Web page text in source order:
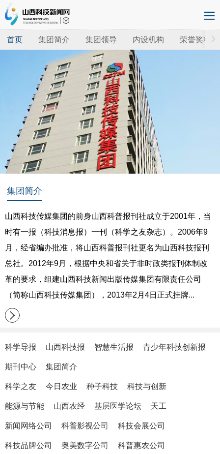
首页 集团简介 集团领导 内设机构 荣誉奖项
集团简介
山西科技传媒集团的前身山西科普报刊社成立于2001年，当
时有一报（科技消息报）一刊（科学之友杂志）。2006年9
月，经省编办批准，将山西科普报刊社更名为山西科技报刊
总社。2012年9月，根据中央和省关于非时政类报刊体制改
革的要求，组建山西科技新闻出版传媒集团有限责任公司
（简称山西科技传媒集团），2013年2月4日正式挂牌...
科学导报 山西科技报 智慧生活报 青少年科技创新报
期刊中心 集团简介
科学之友 今日农业 种子科技 科技与创新
能源与节能 山西农经 基层医学论坛 天工
新闻网络公司 科普影视公司 科技会展公司
科技品牌公司 奥美数字公司 科普惠农公司